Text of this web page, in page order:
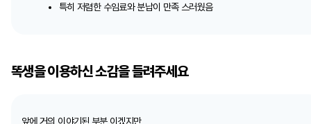
특히 저렴한 수임료와 분납이 만족 스러웠음
똑생을 이용하신 소감을 들려주세요
앞에 거의 이야기된 부분 이겠지만